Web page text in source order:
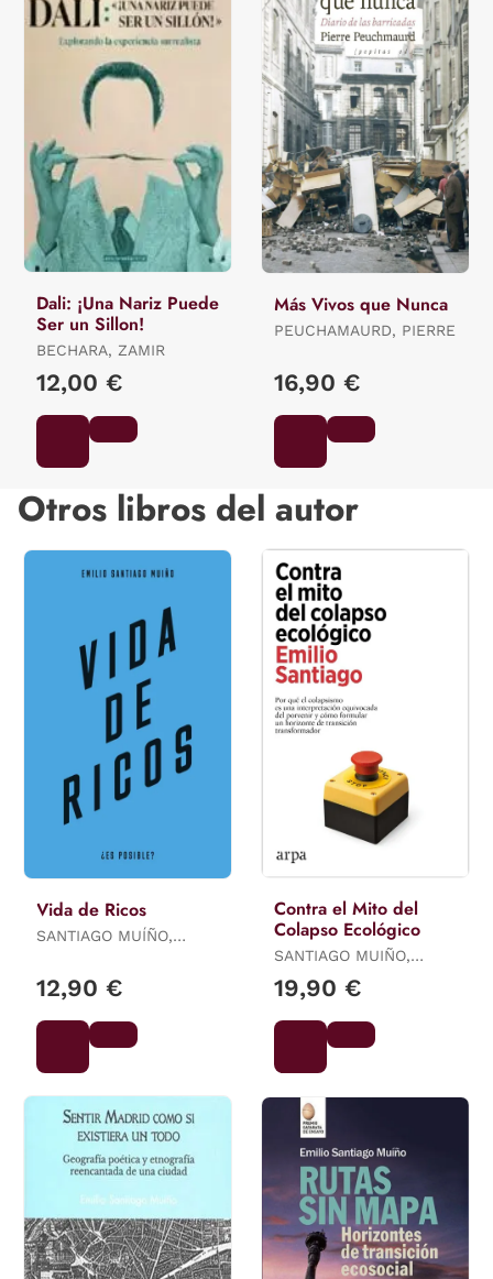
Dali: ¡Una Nariz Puede
Ser un Sillon!
BECHARA, ZAMIR
12,00 €
Más Vivos que Nunca
PEUCHAMAURD, PIERRE
16,90 €
Otros libros del autor
Vida de Ricos
SANTIAGO MUÍÑO,
12,90 €
Contra el Mito del
Colapso Ecológico
SANTIAGO MUIÑO,
19,90 €